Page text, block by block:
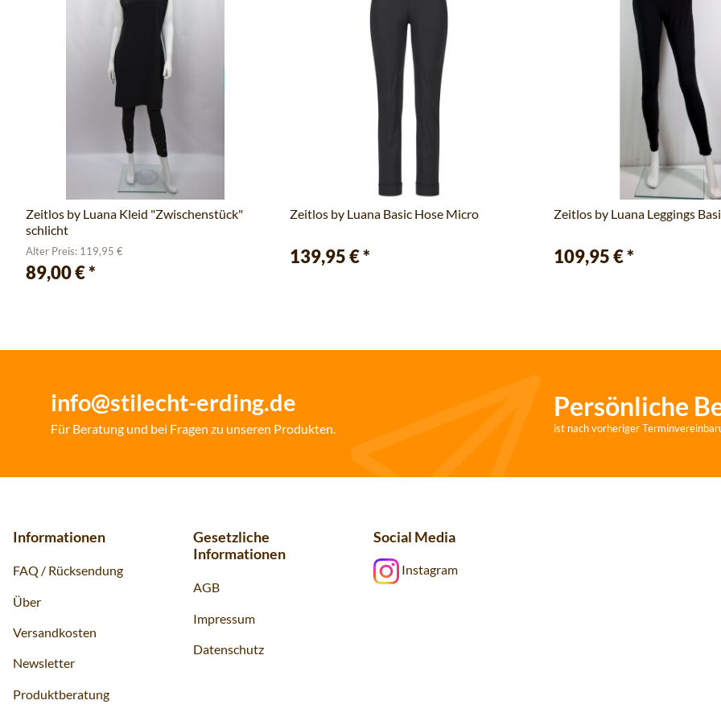
Zeitlos by Luana Kleid "Zwischenstück"
schlicht
Alter Preis: 119,95 €
89,00 €*
Zeitlos by Luana Basic Hose Micro
139,95 €*
Zeitlos by Luana Leggings
109,95 €*
info@stilecht-erding.de
Für Beratung und bei Fragen zu unseren Produkten.
Persönliche
ist nach vorheriger
Informationen
FAQ / Rücksendung
Über
Versandkosten
Newsletter
Produktberatung
Gesetzliche
Informationen
AGB
Impressum
Datenschutz
Social Media
Instagram